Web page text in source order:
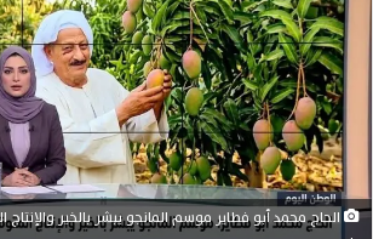
ب
ر
ي
د
ا
إ
ل
ك
الحاج محمد أبو فطاير موسم المانجو يبشر بالخير